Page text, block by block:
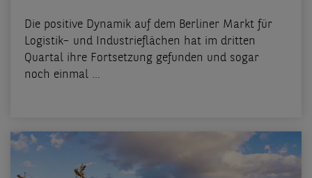
Die positive Dynamik auf dem Berliner Markt für
Logistik– und Industrieflächen hat im dritten
Quartal ihre Fortsetzung gefunden und sogar
noch einmal ...